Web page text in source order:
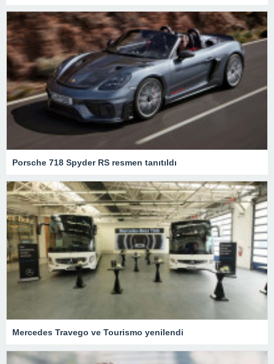
Porsche 718 Spyder RS resmen tanıtıldı
Mercedes Travego ve Tourismo yenilendi